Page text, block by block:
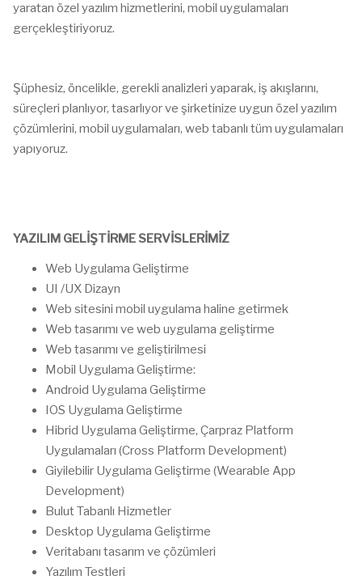
yaratan özel yazılım hizmetlerini, mobil uygulamaları
gerçekleştiriyoruz.
Şüphesiz, öncelikle, gerekli analizleri yaparak, iş akışlarını,
süreçleri planlıyor, tasarlıyor ve şirketinize uygun özel yazılım
çözümlerini, mobil uygulamaları, web tabanlı tüm uygulamaları
yapıyoruz.
YAZILIM GELİŞTİRME SERVİSLERİMİZ
Web Uygulama Geliştirme
UI /UX Dizayn
Web sitesini mobil uygulama haline getirmek
Web tasarımı ve web uygulama geliştirme
Web tasarımı ve geliştirilmesi
Mobil Uygulama Geliştirme:
Android Uygulama Geliştirme
IOS Uygulama Geliştirme
Hibrid Uygulama Geliştirme, Çarpraz Platform
Uygulamaları (Cross Platform Development)
Giyilebilir Uygulama Geliştirme (Wearable App
Development)
Bulut Tabanlı Hizmetler
Desktop Uygulama Geliştirme
Veritabanı tasarım ve çözümleri
Yazılım Testleri